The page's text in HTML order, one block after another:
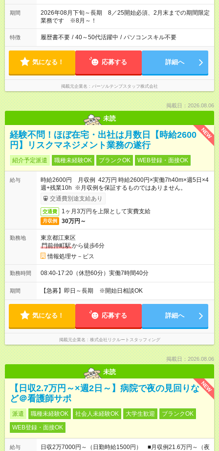
期間
2026年08月下旬～長期 8／25開始必須、2月末までの期間限定
業務です ※8月～！
特徴 履歴書不要 / 40～50代活躍中 / パソコンスキル不要
気になる！ 応募する 詳細へ
掲載元企業名 パーソルテンプスタッフ株式会社
掲載日：2026.08.06
未読
NEW
経験不問！ほぼ在宅・出社は月数日【時給2600
円】リスクマネジメント業務の遂行
紹介予定派遣 職種未経験OK ブランクOK WEB登録・面接OK
給与
時給2600円 月収例 42万円 時給2600円×実働7h40m×週5日×4
週+残業10h ※月収例を保証するものではありません。
交通費別途支給あり
交通費 1ヶ月3万円を上限として実費支給
月収例 30万円～
勤務地
東京都江東区
門前仲町駅から徒歩6分
情報処理サ－ビス
勤務時間 08:40-17:20（休憩60分）実働7時間40分
期間 【急募】即日～長期 ※開始日相談OK
気になる！ 応募する 詳細へ
掲載元企業名 株式会社リクルートスタッフィング
掲載日：2026.08.06
未読
NEW
【日収2.7万円～×週2日～】病院で夜の見回りな
ど＠看護師サポ
派遣 職種未経験OK 社会人未経験OK 大学生歓迎
ブランクOK
WEB登録・面接OK
給与
日収2万7000円～（日勤時給1500円） ■月収例21.6万円～（夜